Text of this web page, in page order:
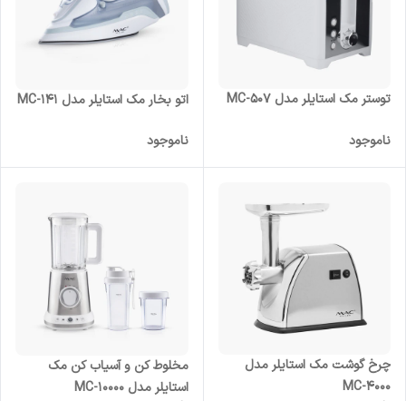
توستر مک استایلر مدل MC-507
ناموجود
اتو بخار مک استایلر مدل MC-141
ناموجود
چرخ گوشت مک استایلر مدل
MC-4000
مخلوط کن و آسیاب کن مک
استایلر مدل MC-10000